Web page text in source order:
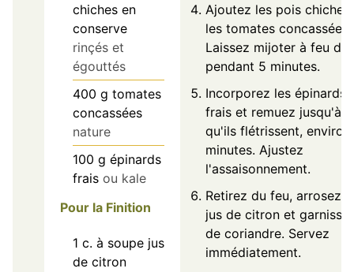
chiches en
conserve
rinçés et
égouttés
400 g tomates
concassées
nature
100 g épinards
frais ou kale
Pour la Finition
1 c. à soupe jus
de citron
Ajoutez les pois chiches
les tomates concassées.
Laissez mijoter à feu
pendant 5 minutes.
Incorporez les épinards
frais et remuez jusqu'à
qu'ils flétrissent, environ
minutes. Ajustez
l'assaisonnement.
Retirez du feu, arrosez
jus de citron et
de coriandre. Servez
immédiatement.